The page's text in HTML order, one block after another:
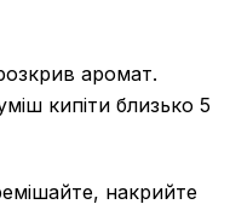
аромат.
кипіти близько 5
накрийте